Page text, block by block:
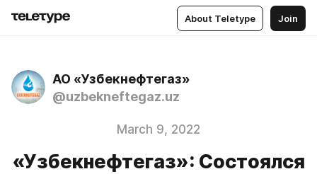
About Teletype Join
АО «Узбекнефтегаз»
@uzbekneftegaz.uz
March 9, 2022
«Узбекнефтегаз»: Состоялся